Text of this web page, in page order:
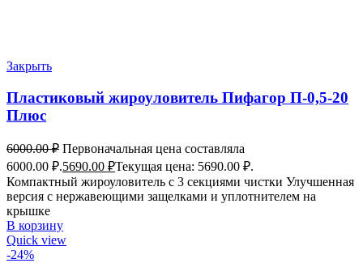
Закрыть
Пластиковый жироуловитель Пифагор П-0,5-20
Плюс
6000.00₽ Первоначальная цена составляла
6000.00 ₽.5690.00 ₽Текущая цена: 5690.00 ₽.
Компактный жироуловитель с 3 секциями чистки Улучшенная
версия с нержавеющими защелками и уплотнителем на
крышке
В корзину
Quick view
-24%